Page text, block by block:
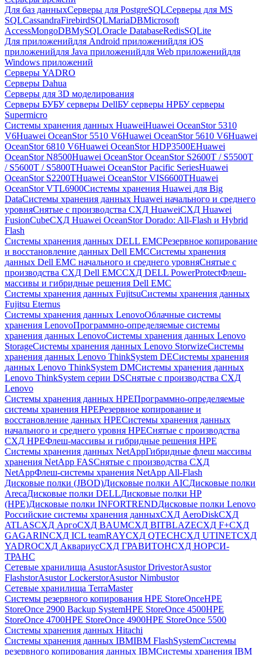
Для баз данныхСерверы для PostgreSQLСерверы для MS
SQLCassandraFirebirdSQLMariaDBMicrosoft
AccessMongoDBMySQLOracle DatabaseRedisSQLite
Для приложенийдля Android приложенийдля iOS
приложенийдля Java приложенийдля Web приложенийдля
Windows приложений
Серверы YADRO
Серверы Dahua
Серверы для 3D моделирования
Серверы БУБУ серверы DellБУ серверы HPБУ серверы
Supermicro
Системы хранения данных HuaweiHuawei OceanStor 5310
V6Huawei OceanStor 5510 V6Huawei OceanStor 5610 V6Huawei
OceanStor 6810 V6Huawei OceanStor HDP3500EHuawei
OceanStor N8500Huawei OceanStor OceanStor S2600T / S5500T
/ S5600T / S5800THuawei OceanStor Pacific SeriesHuawei
OceanStor S2200THuawei OceanStor VIS6600THuawei
OceanStor VTL6900Системы хранения Huawei для Big
DataСистемы хранения данных Huawei начального и среднего
уровняСнятые с производства СХД HuaweiСХД Huawei
FusionCubeСХД Huawei OceanStor Dorado: All-Flash и Hybrid
Flash
Системы хранения данных DELL EMCРезервное копирование
и восстановление данных Dell EMCСистемы хранения
данных Dell EMC начального и среднего уровняСнятые с
производства СХД Dell EMCСХД DELL PowerProtectФлеш-
массивы и гибридные решения Dell EMC
Системы хранения данных FujitsuСистемы хранения данных
Fujitsu Eternus
Системы хранения данных LenovoОблачные системы
хранения LenovoПрограммно-определяемые системы
хранения данных LenovoСистемы хранения данных Lenovo
StorageСистемы хранения данных Lenovo StorwizeСистемы
хранения данных Lenovo ThinkSystem DEСистемы хранения
данных Lenovo ThinkSystem DMСистемы хранения данных
Lenovo ThinkSystem серии DSСнятые с производства СХД
Lenovo
Системы хранения данных HPEПрограммно-определяемые
системы хранения HPEРезервное копирование и
восстановление данных HPEСистемы хранения данных
начального и среднего уровня HPEСнятые с производства
СХД HPEФлеш-массивы и гибридные решения HPE
Cистемы хранения данных NetAppГибридные флеш массивы
хранения NetApp FASСнятые с производства СХД
NetAppФлеш-системы хранения NetApp All-Flash
Дисковые полки (JBOD)Дисковые полки AICДисковые полки
ArecaДисковые полки DELLДисковые полки HP
(HPE)Дисковые полки INFORTRENDДисковые полки Lenovo
Российские системы хранения данныхСХД AeroDiskСХД
ATLASСХД AргоСХД BAUMСХД BITBLAZEСХД F+СХД
GAGARINСХД ICL teamRAYСХД QTECHСХД UTINETСХД
YADROСХД АквариусСХД ГРАВИТОНСХД НОРСИ-
ТРАНС
Сетевые хранилища AsustorAsustor DrivestorAsustor
FlashstorAsustor LockerstorAsustor Nimbustor
Сетевые хранилища TerraMaster
Системы резервного копирования HPE StoreOnceHPE
StoreOnce 2900 Backup SystemHPE StoreOnce 4500HPE
StoreOnce 4700HPE StoreOnce 4900HPE StoreOnce 5500
Системы хранения данных Hitachi
Системы хранения данных IBMIBM FlashSystemСистемы
резервного копирования данных IBMСистемы хранения IBM